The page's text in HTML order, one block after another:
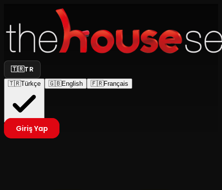
🇹🇷TR
🇹🇷Türkçe 🇬🇧English 🇫🇷Français
Giriş Yap